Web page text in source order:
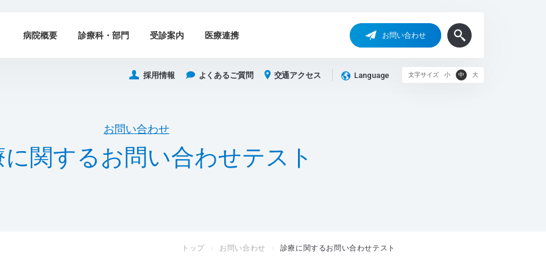
病院概要 診療科・部門 受診案内 医療連携 お問い合わせ
採用情報 よくあるご質問 交通アクセス Language 文字サイズ 小 中 大
お問い合わせ
に関する お問い合わせテ ス ト
トップ お問い合わせ 診療に関するお問い合わせテスト